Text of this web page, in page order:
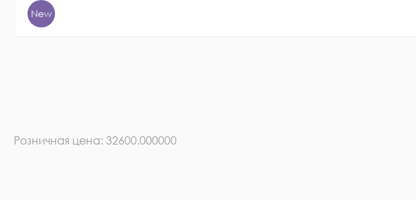
New
Розничная цена: 32600.000000